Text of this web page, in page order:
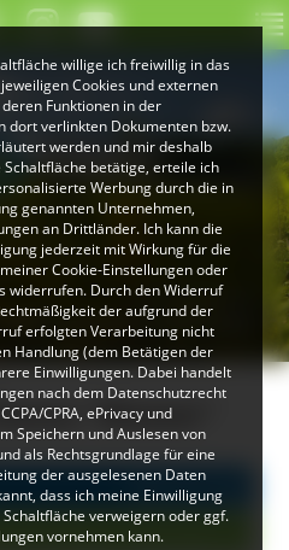
Südschwarzwald
© Peter Mesenholl
"Wasser"
Alle Einträge
Naturpark (1)
willige ich freiwillig in das
Cookies und externen
Funktionen in der
dort verlinkten Dokumenten bzw.
werden und mir deshalb
betätige, erteile ich
Werbung durch die in
genannten Unternehmen,
an Drittländer. Ich kann die
jederzeit mit Wirkung für die
Cookie-Einstellungen oder
widerrufen. Durch den Widerruf
der aufgrund der
erfolgten Verarbeitung nicht
Handlung (dem Betätigen der
Einwilligungen. Dabei handelt
nach dem Datenschutzrecht
CPRA, ePrivacy und
Speichern und Auslesen von
als Rechtsgrundlage für eine
der ausgelesenen Daten
dass ich meine Einwilligung
verweigern oder ggf.
vornehmen kann.